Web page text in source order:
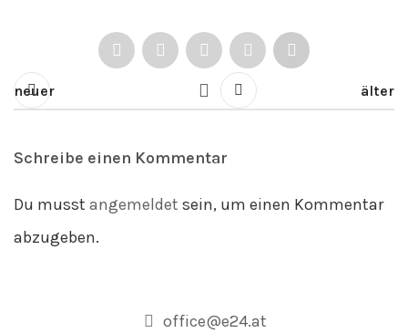
neuer älter
Schreibe einen Kommentar
Du musst angemeldet sein, um einen Kommentar
abzugeben.
office@e24.at